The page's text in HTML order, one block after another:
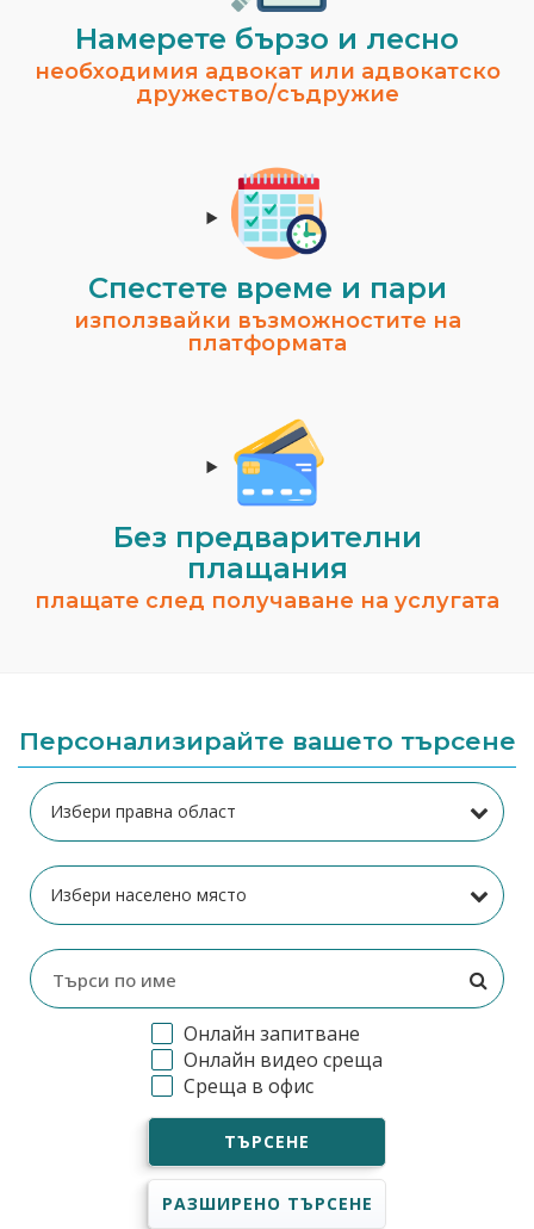
Намерете бързо и лесно
необходимия адвокат или адвокатско
дружество/съдружие
Спестeте време и пари
използвайки възможностите на
платформата
Без предварителни
плащания
плащате след получаване на услугата
Персонализирайте вашето търсене
Онлайн запитване
Онлайн видео среща
Среща в офис
ТЪРСЕНЕ
РАЗШИРЕНО ТЪРСЕНЕ